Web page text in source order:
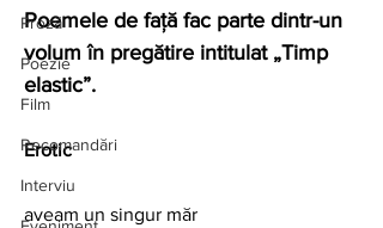
Proză
Poezie
Film
Recomandări
Interviu
Poemele de față fac parte dintr-un
volum în pregătire intitulat „Timp
elastic”.
Erotic
aveam un singur măr